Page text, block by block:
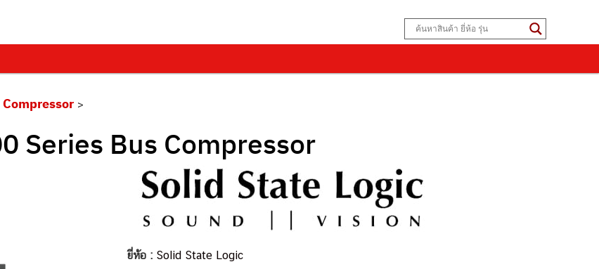
Compressor >
Series Bus Compressor
ยี่ห้อ : Solid State Logic